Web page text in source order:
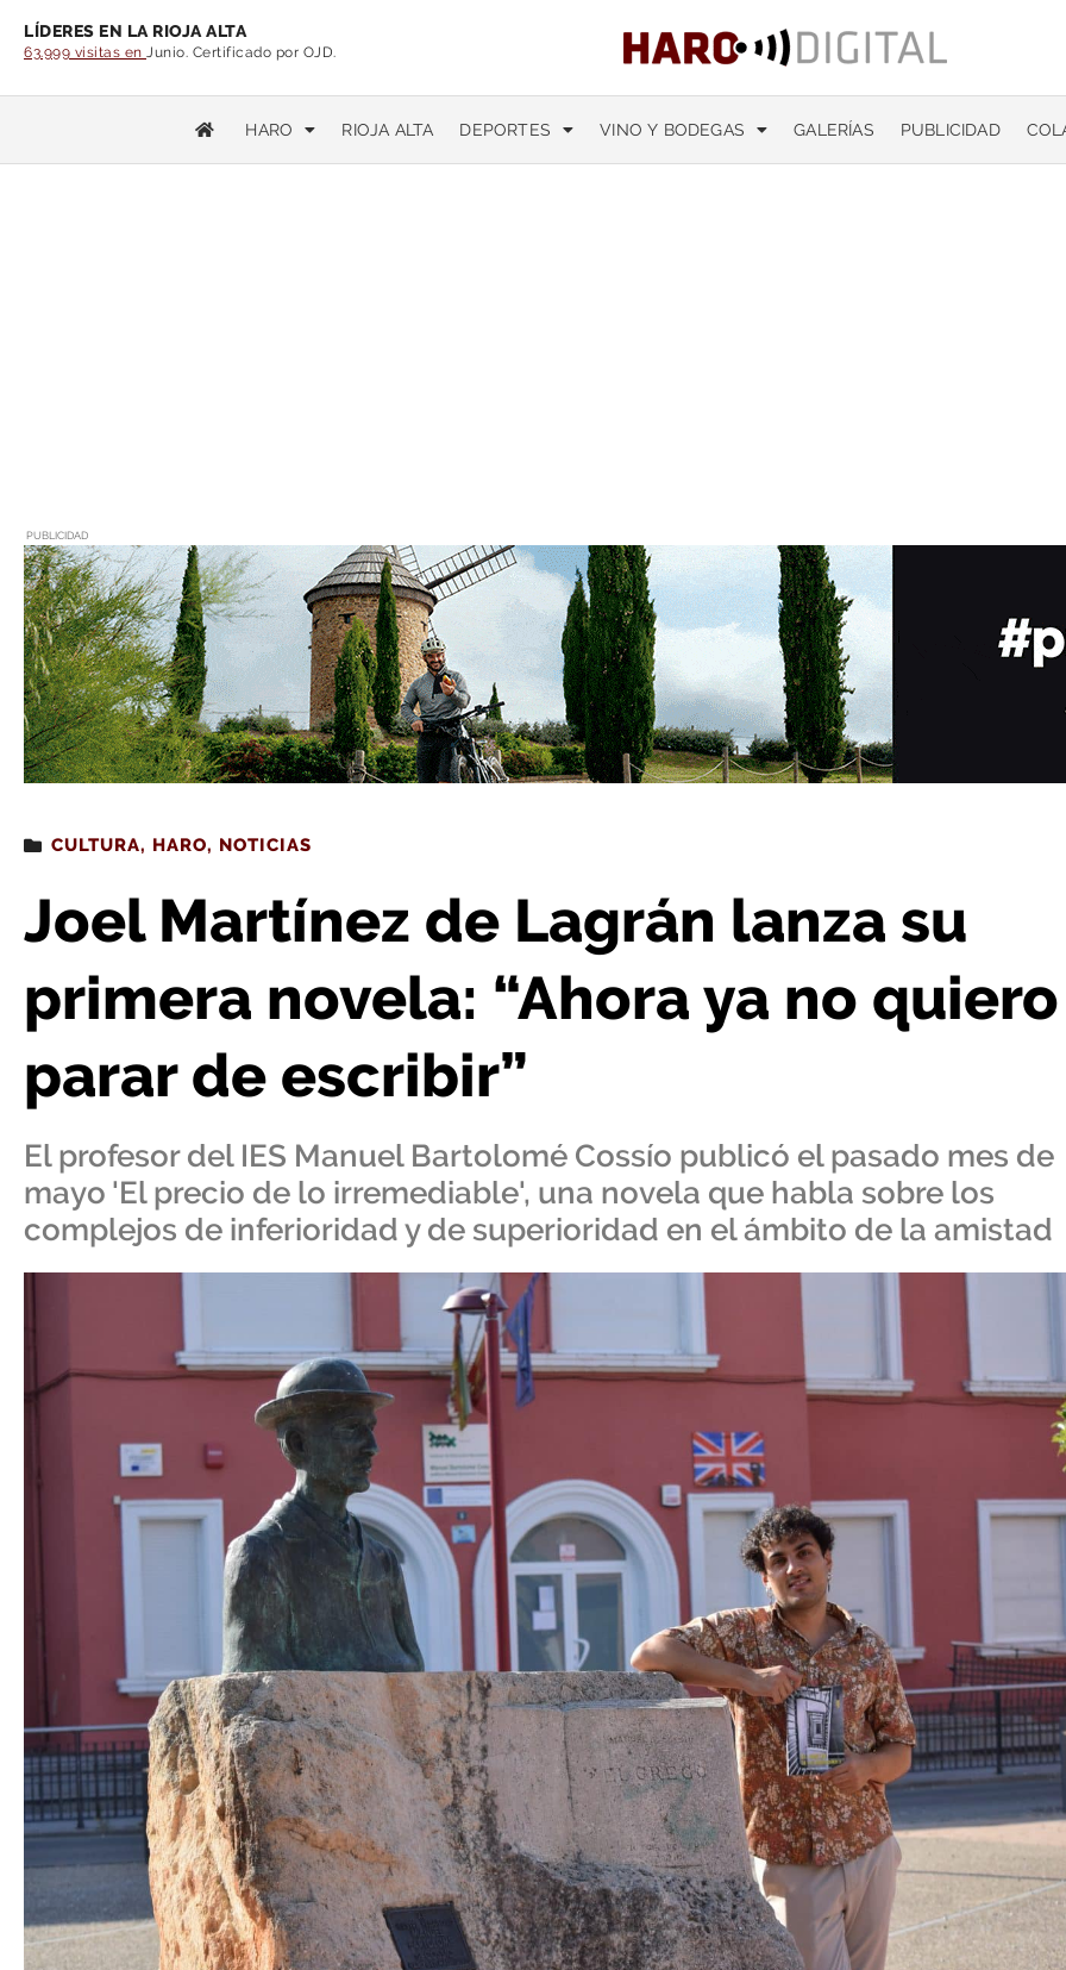
LÍDERES EN LA RIOJA ALTA
63.999 visitas en Junio. Certificado por OJD.
HARO RIOJA ALTA DEPORTES VINO Y BODEGAS GALERÍAS PUBLICIDAD
PUBLICIDAD
Estás leyendo: Joel Martínez de Lagrán lanza su primera novela: “Ahora ya no quiero parar de escribir”
CULTURA, HARO, NOTICIAS
Joel Martínez de Lagrán lanza su
primera novela: “Ahora ya no quiero
parar de escribir”
El profesor del IES Manuel Bartolomé Cossío publicó el pasado mes de
mayo 'El precio de lo irremediable', una novela que habla sobre los
complejos de inferioridad y de superioridad en el ámbito de la amistad